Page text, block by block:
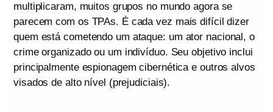
multiplicaram, muitos grupos no mundo agora se
parecem com os TPAs. É cada vez mais difícil dizer
quem está cometendo um ataque: um ator nacional, o
crime organizado ou um indivíduo. Seu objetivo inclui
principalmente espionagem cibernética e outros alvos
visados de alto nível (prejudiciais).